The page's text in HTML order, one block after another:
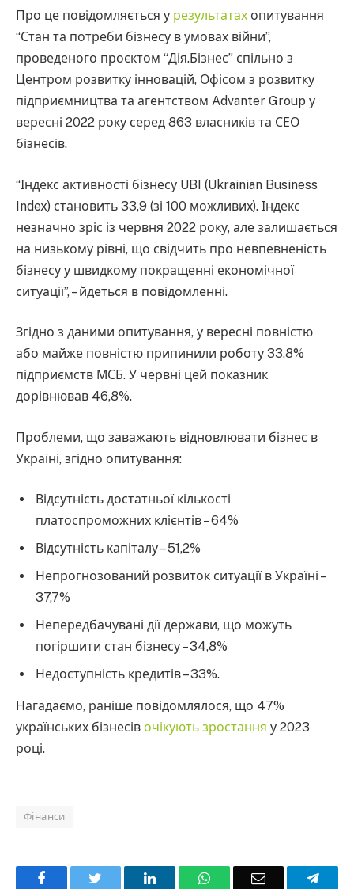
Про це повідомляється у результатах опитування
“Стан та потреби бізнесу в умовах війни”,
проведеного проєктом “Дія.Бізнес” спільно з
Центром розвитку інновацій, Офісом з розвитку
підприємництва та агентством Advanter Group у
вересні 2022 року серед 863 власників та СЕО
бізнесів.
“Індекс активності бізнесу UBI (Ukrainian Business
Index) становить 33,9 (зі 100 можливих). Індекс
незначно зріс із червня 2022 року, але залишається
на низькому рівні, що свідчить про невпевненість
бізнесу у швидкому покращенні економічної
ситуації”, – йдеться в повідомленні.
Згідно з даними опитування, у вересні повністю
або майже повністю припинили роботу 33,8%
підприємств МСБ. У червні цей показник
дорівнював 46,8%.
Проблеми, що заважають відновлювати бізнес в
Україні, згідно опитування:
Відсутність достатньої кількості
платоспроможних клієнтів – 64%
Відсутність капіталу – 51,2%
Непрогнозований розвиток ситуації в Україні –
37,7%
Непередбачувані дії держави, що можуть
погіршити стан бізнесу – 34,8%
Недоступність кредитів – 33%.
Нагадаємо, раніше повідомлялося, що 47%
українських бізнесів очікують зростання у 2023
році.
Фінанси
Facebook LinkedInWhatsAppEmail